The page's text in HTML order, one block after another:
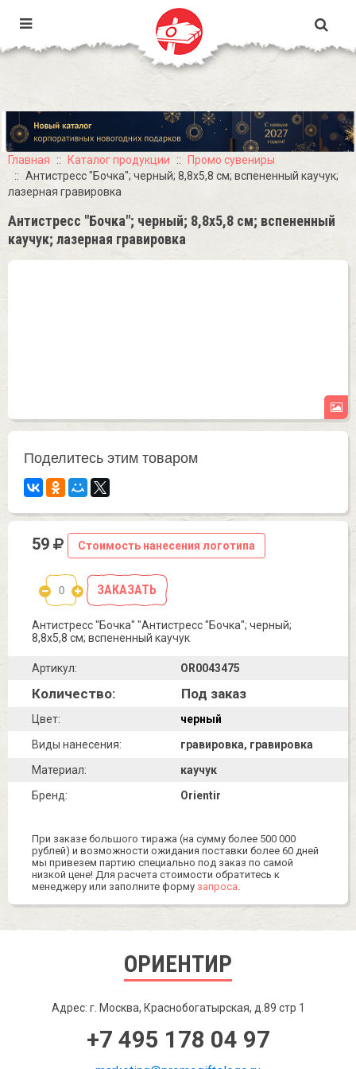
Главная Каталог продукции
Промо сувениры
Антистресс "Бочка"; черный; 8,8х5,8 см; вспененный каучук;
лазерная гравировка
Антистресс "Бочка"; черный; 8,8х5,8 см; вспененный
каучук; лазерная гравировка
Поделитесь этим товаром
59 Стоимость нанесения логотипа
ЗАКАЗАТЬ
Антистресс "Бочка" "Антистресс "Бочка"; черный;
8,8х5,8 см; вспененный каучук
Артикул: OR0043475
Количество: Под заказ
Цвет:
черный
Виды нанесения:
гравировка, гравировка
Материал:
каучук
Бренд:
Orientir
При заказе большого тиража (на сумму более 500 000
рублей) и возможности ожидания поставки более 60 дней
мы привезем партию специально под заказ по самой
низкой цене! Для расчета стоимости обратитесь к
менеджеру или заполните форму запроса.
ОРИЕНТИР
Адрес: г. Москва, Краснобогатырская, д.89 стр 1
+7 495 178 04 97